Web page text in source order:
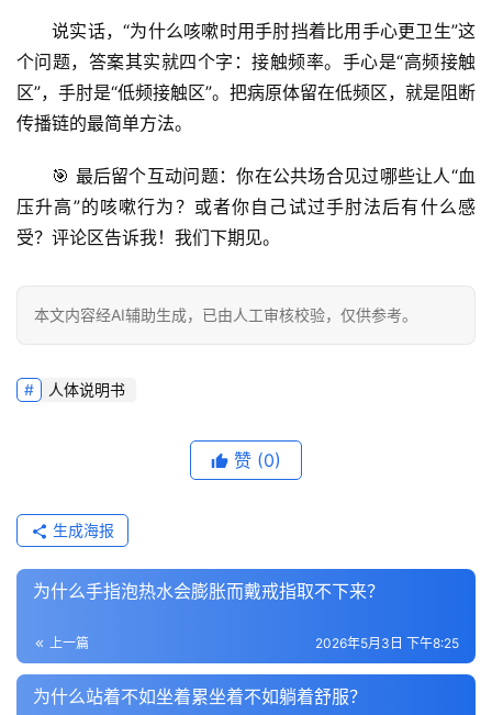
说实话，“为什么咳嗽时用手肘挡着比用手心更卫生”这
个问题，答案其实就四个字：接触频率。手心是“高频接触
区”，手肘是“低频接触区”。把病原体留在低频区，就是阻断
传播链的最简单方法。
🎯 最后留个互动问题：你在公共场合见过哪些让人“血
压升高”的咳嗽行为？或者你自己试过手肘法后有什么感
受？评论区告诉我！我们下期见。
本文内容经AI辅助生成，已由人工审核校验，仅供参考。
人体说明书
赞 (0)
生成海报
为什么手指泡热水会膨胀而戴戒指取不下来？
上一篇 2026年5月3日 下午8:25
为什么站着不如坐着累坐着不如躺着舒服？